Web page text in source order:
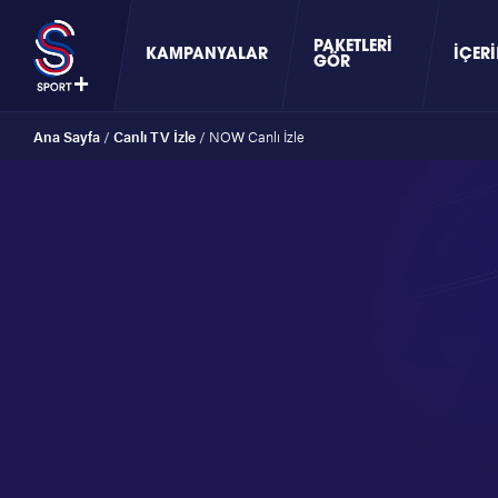
KAMPANYALAR
PAKETLERI
GÖR
Ana Sayfa /Canlı TV İzle / NOW Canlı İzle